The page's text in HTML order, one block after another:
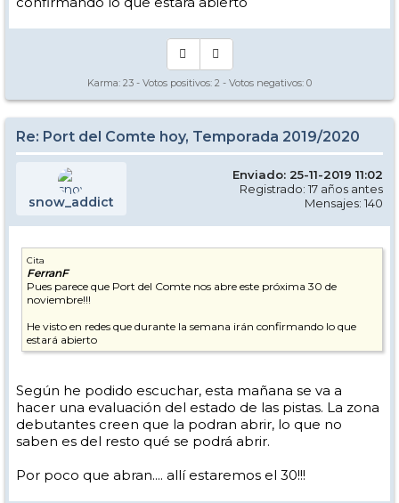
Karma: 23 - Votos positivos: 2 - Votos negativos: 0
Re: Port del Comte hoy, Temporada 2019/2020
snow_addict
Enviado: 25-11-2019 11:02
Registrado: 17 años antes
Mensajes: 140
Cita
FerranF
Pues parece que Port del Comte nos abre este próxima 30 de
noviembre!!!
He visto en redes que durante la semana irán confirmando lo que
estará abierto
Según he podido escuchar, esta mañana se va a
hacer una evaluación del estado de las pistas. La zona
debutantes creen que la podran abrir, lo que no
saben es del resto qué se podrá abrir.
Por poco que abran.... allí estaremos el 30!!!